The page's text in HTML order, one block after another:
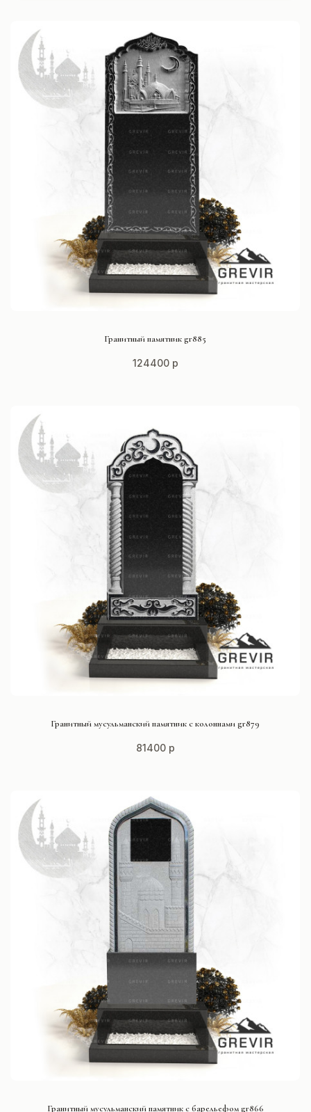
Гранитный памятник gr885
124400 р
Гранитный мусульманский памятник с колоннами gr879
81400 р
Гранитный мусульманский памятник с барельефом gr866